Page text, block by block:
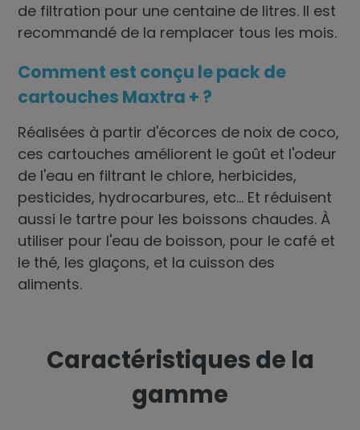
de filtration pour une centaine de litres. Il est
recommandé de la remplacer tous les mois.
Comment est conçu le pack de
cartouches Maxtra + ?
Réalisées à partir d'écorces de noix de coco,
ces cartouches améliorent le goût et l'odeur
de l'eau en filtrant le chlore, herbicides,
pesticides, hydrocarbures, etc... Et réduisent
aussi le tartre pour les boissons chaudes. À
utiliser pour l'eau de boisson, pour le café et
le thé, les glaçons, et la cuisson des
aliments.
Caractéristiques de la
gamme